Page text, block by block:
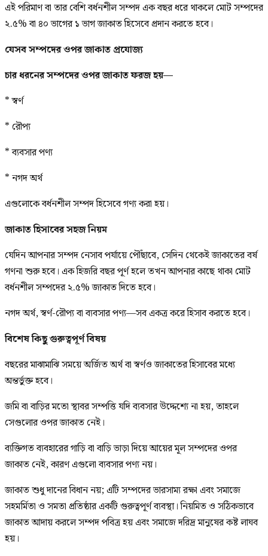
এই পরিমাণ বা তার বেশি বর্ধনশীল সম্পদ এক বছর ধরে থাকলে মোট সম্পদের
২.৫% বা ৪০ ভাগের ১ ভাগ জাকাত হিসেবে প্রদান করতে হবে।
যেসব সম্পদের ওপর জাকাত প্রযোজ্য
চার ধরনের সম্পদের ওপর জাকাত ফরজ হয়—
* স্বর্ণ
* রৌপ্য
* ব্যবসার পণ্য
* নগদ অর্থ
এগুলোকে বর্ধনশীল সম্পদ হিসেবে গণ্য করা হয়।
জাকাত হিসাবের সহজ নিয়ম
যেদিন আপনার সম্পদ নেসাব পর্যায়ে পৌঁছাবে, সেদিন থেকেই জাকাতের বর্ষ
গণনা শুরু হবে। এক হিজরি বছর পূর্ণ হলে তখন আপনার কাছে থাকা মোট
বর্ধনশীল সম্পদের ২.৫% জাকাত দিতে হবে।
নগদ অর্থ, স্বর্ণ-রৌপ্য বা ব্যবসার পণ্য—সব একত্র করে হিসাব করতে হবে।
বিশেষ কিছু গুরুত্বপূর্ণ বিষয়
বছরের মাঝামাঝি সময়ে অর্জিত অর্থ বা স্বর্ণও জাকাতের হিসাবের মধ্যে
অন্তর্ভুক্ত হবে।
জমি বা বাড়ির মতো স্থাবর সম্পত্তি যদি ব্যবসার উদ্দেশ্যে না হয়, তাহলে
সেগুলোর ওপর জাকাত নেই।
ব্যক্তিগত ব্যবহারের গাড়ি বা বাড়ি ভাড়া দিয়ে আয়ের মূল সম্পদের ওপর
জাকাত নেই, কারণ এগুলো ব্যবসার পণ্য নয়।
জাকাত শুধু দানের বিধান নয়; এটি সম্পদের ভারসাম্য রক্ষা এবং সমাজে
সহমর্মিতা ও সমতা প্রতিষ্ঠার একটি গুরুত্বপূর্ণ ব্যবস্থা। নিয়মিত ও সঠিকভাবে
জাকাত আদায় করলে সম্পদ পবিত্র হয় এবং সমাজে দরিদ্র মানুষের কষ্ট লাঘব
হয়।